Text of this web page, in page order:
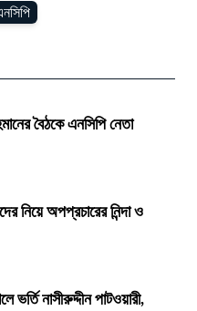
বৈঠকে এনসিপি নেতা
নিয়ে অপপ্রচারের নিন্দা ও
ভর্তি নাসীরুদ্দীন পাটওয়ারী,